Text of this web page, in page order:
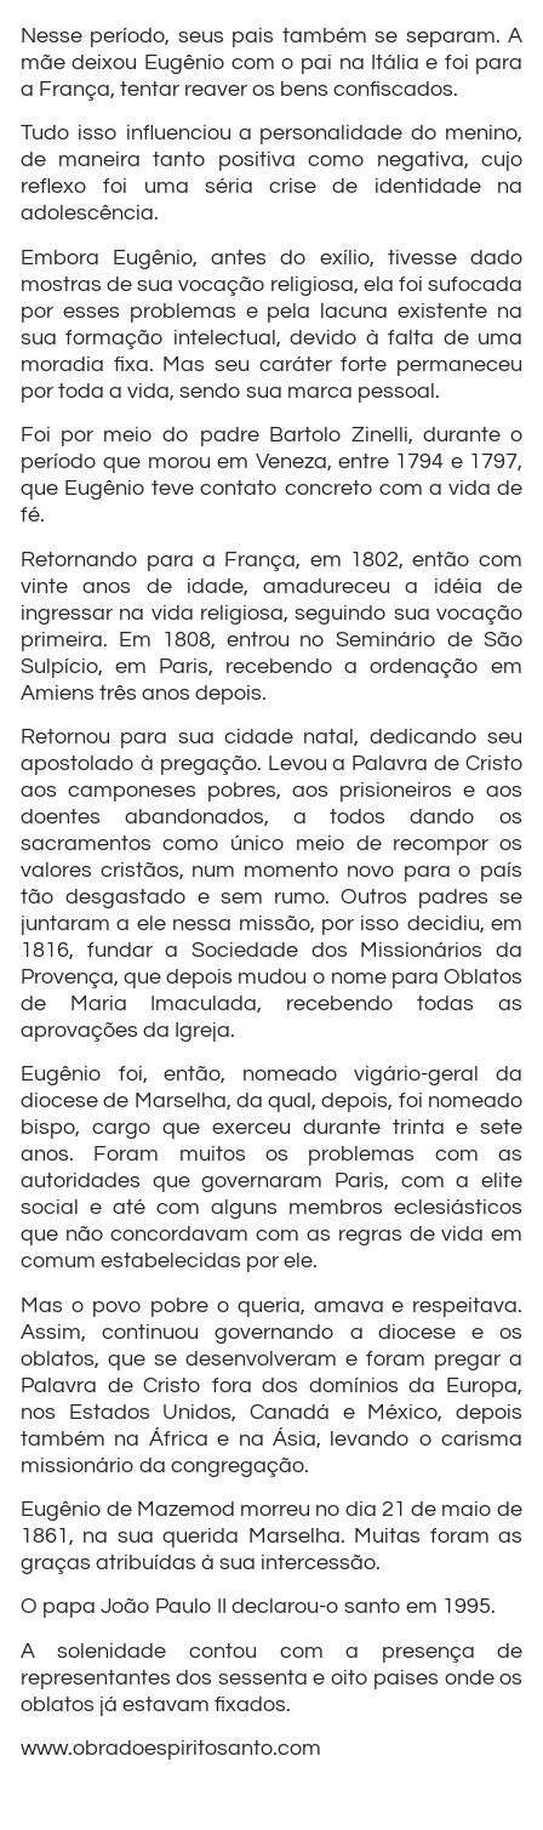
Nesse período, seus pais também se separam. A
mãe deixou Eugênio com o pai na Itália e foi para
a França, tentar reaver os bens confiscados.
Tudo isso influenciou a personalidade do menino,
de maneira tanto positiva como negativa, cujo
reflexo foi uma séria crise de identidade na
adolescência.
Embora Eugênio, antes do exílio, tivesse dado
mostras de sua vocação religiosa, ela foi sufocada
por esses problemas e pela lacuna existente na
sua formação intelectual, devido à falta de uma
moradia fixa. Mas seu caráter forte permaneceu
por toda a vida, sendo sua marca pessoal.
Foi por meio do padre Bartolo Zinelli, durante o
período que morou em Veneza, entre 1794 e 1797,
que Eugênio teve contato concreto com a vida de
fé.
Retornando para a França, em 1802, então com
vinte anos de idade, amadureceu a idéia de
ingressar na vida religiosa, seguindo sua vocação
primeira. Em 1808, entrou no Seminário de São
Sulpício, em Paris, recebendo a ordenação em
Amiens três anos depois.
Retornou para sua cidade natal, dedicando seu
apostolado à pregação. Levou a Palavra de Cristo
aos camponeses pobres, aos prisioneiros e aos
doentes abandonados, a todos dando os
sacramentos como único meio de recompor os
valores cristãos, num momento novo para o país
tão desgastado e sem rumo. Outros padres se
juntaram a ele nessa missão, por isso decidiu, em
1816, fundar a Sociedade dos Missionários da
Provença, que depois mudou o nome para Oblatos
de Maria Imaculada, recebendo todas as
aprovações da Igreja.
Eugênio foi, então, nomeado vigário-geral da
diocese de Marselha, da qual, depois, foi nomeado
bispo, cargo que exerceu durante trinta e sete
anos. Foram muitos os problemas com as
autoridades que governaram Paris, com a elite
social e até com alguns membros eclesiásticos
que não concordavam com as regras de vida em
comum estabelecidas por ele.
Mas o povo pobre o queria, amava e respeitava.
Assim, continuou governando a diocese e os
oblatos, que se desenvolveram e foram pregar a
Palavra de Cristo fora dos domínios da Europa,
nos Estados Unidos, Canadá e México, depois
também na África e na Ásia, levando o carisma
missionário da congregação.
Eugênio de Mazemod morreu no dia 21 de maio de
1861, na sua querida Marselha. Muitas foram as
graças atribuídas à sua intercessão.
O papa João Paulo II declarou-o santo em 1995.
A solenidade contou com a presença de
representantes dos sessenta e oito paises onde os
oblatos já estavam fixados.
www.obradoespiritosanto.com